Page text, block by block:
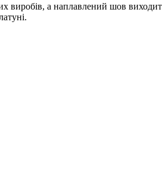
виробів, а наплавлений шов